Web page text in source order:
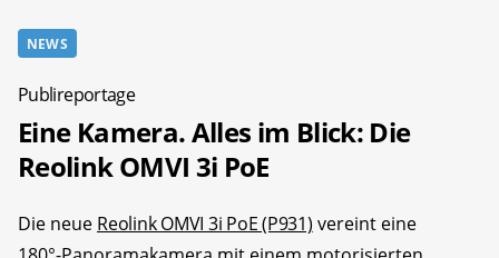
NEWS
Publireportage
Eine Kamera. Alles im Blick: Die
Reolink OMVI 3i PoE
Die neue Reolink OMVI 3i PoE (P931) vereint eine